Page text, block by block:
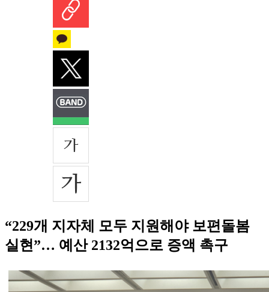
“229개 지자체 모두 지원해야 보편돌봄
실현”… 예산 2132억으로 증액 촉구